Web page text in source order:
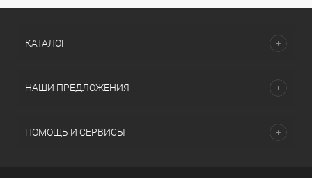
КАТАЛОГ
НАШИ ПРЕДЛОЖЕНИЯ
ПОМОЩЬ И СЕРВИСЫ